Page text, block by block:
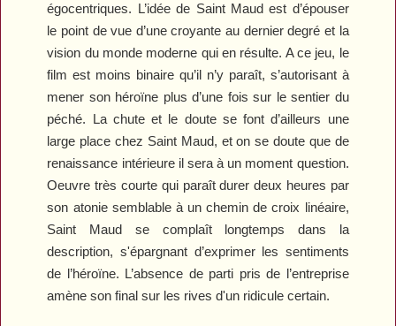
égocentriques. L’idée de Saint Maudest d’épouser
le point de vue d’une croyante au dernier degré et la
vision du monde moderne qui en résulte. A ce jeu, le
film est moins binaire qu’il n’y paraît, s’autorisant à
mener son héroïne plus d’une fois sur le sentier du
péché. La chute et le doute se font d’ailleurs une
large place chez Saint Maud, et on se doute que de
renaissance intérieure il sera à un moment question.
Oeuvre très courte qui paraît durer deux heures par
son atonie semblable à un chemin de croix linéaire,
Saint Maud se complaît longtemps dans la
description, s'épargnant d’exprimer les sentiments
de l’héroïne. L’absence de parti pris de l’entreprise
amène son final sur les rives d'un ridicule certain.